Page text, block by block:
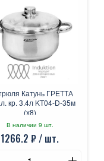
Катунь ГРЕТТА
кр. 3.4л KT04-D-35м
(х8)
В наличии 9 шт.
1266.2 ₽ / шт.